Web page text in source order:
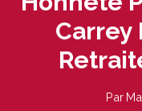
Carrey
Par